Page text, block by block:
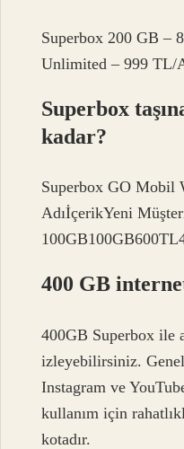
Superbox 200 GB –
Unlimited – 999 TL/
Superbox
kadar?
Superbox GO Mobil
AdıİçerikYeni
400 GB
400GB Superbox ile
izleyebilirsiniz.
Instagram ve
kullanım için
kotadır.